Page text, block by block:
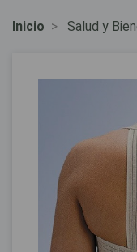
Inicio Salud y